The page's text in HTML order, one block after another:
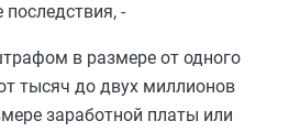
-
в размере от одного
тысяч до двух миллионов
заработной платы или